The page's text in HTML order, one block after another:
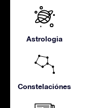
Astrologia
Constelaciónes